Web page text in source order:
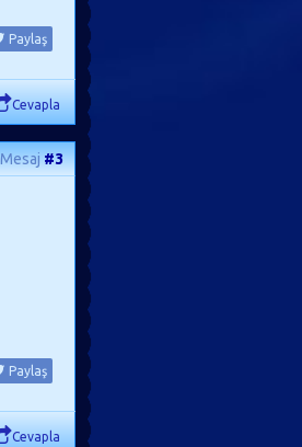
Paylaş
Cevapla
Mesaj#3
Paylaş
Cevapla